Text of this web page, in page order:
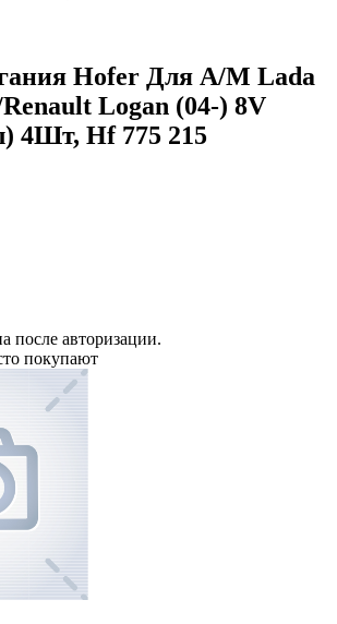
Hofer Для А/М Lada
Logan (04-) 8V
4Шт, Hf 775 215
после авторизации.
покупают